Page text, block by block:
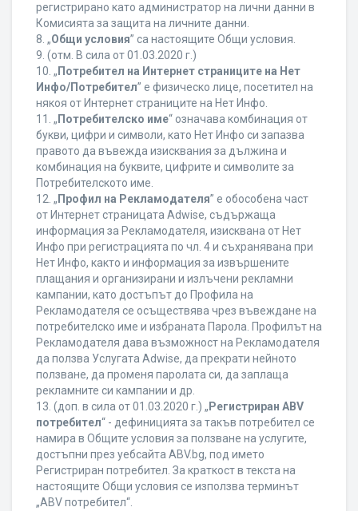
регистрирано като администратор на лични данни в
Комисията за защита на личните данни.
8. „Общи условия” са настоящите Общи условия.
9. (отм. В сила от 01.03.2020 г.)
10. „ Потребител на Интернет страниците на Нет
Инфо/Потребител” е физическо лице, посетител на
някоя от Интернет страниците на Нет Инфо.
11. „ Потребителско име“ означава комбинация от
букви, цифри и символи, като Нет Инфо си запазва
правото да въвежда изисквания за дължина и
комбинация на буквите, цифрите и символите за
Потребителското име.
12. „ Профил на Рекламодателя” е обособена част
от Интернет страницата Adwise, съдържаща
информация за Рекламодателя, изисквана от Нет
Инфо при регистрацията по чл. 4 и съхранявана при
Нет Инфо, както и информация за извършените
плащания и организирани и излъчени рекламни
кампании, като достъпът до Профила на
Рекламодателя се осъществява чрез въвеждане на
потребителско име и избраната Парола. Профилът на
Рекламодателя дава възможност на Рекламодателя
да ползва Услугата Adwise, да прекрати нейното
ползване, да променя паролата си, да заплаща
рекламните си кампании и др.
13. (доп. в сила от 01.03.2020 г.) „ Регистриран ABV
потребител“ - дефиницията за такъв потребител се
намира в Общите условия за ползване на услугите,
достъпни през уебсайта ABV.bg, под името
Регистриран потребител. За краткост в текста на
настоящите Общи условия се използва терминът
„ABV потребител“.